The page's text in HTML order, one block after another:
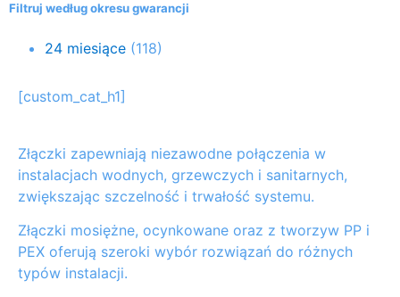
Filtruj według okresu gwarancji
24 miesiące (118)
[custom_cat_h1]
Złączki zapewniają niezawodne połączenia w
instalacjach wodnych, grzewczych i sanitarnych,
zwiększając szczelność i trwałość systemu.
Złączki mosiężne, ocynkowane oraz z tworzyw PP i
PEX oferują szeroki wybór rozwiązań do różnych
typów instalacji.